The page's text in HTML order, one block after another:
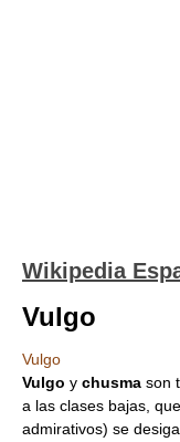
Wikipedia
Vulgo
Vulgo
Vulgo y chusma son
a las clases bajas,
admirativos) se